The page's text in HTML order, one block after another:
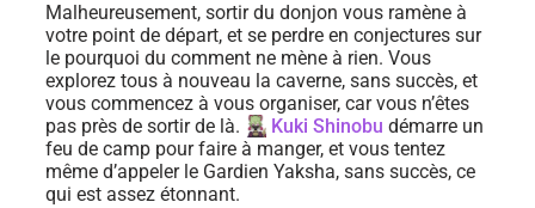
Malheureusement, sortir du donjon vous ramène à
votre point de départ, et se perdre en conjectures sur
le pourquoi du comment ne mène à rien. Vous
explorez tous à nouveau la caverne, sans succès, et
vous commencez à vous organiser, car vous n’êtes
pas près de sortir de là.
Kuki Shinobu démarre un
feu de camp pour faire à manger, et vous tentez
même d’appeler le Gardien Yaksha, sans succès, ce
qui est assez étonnant.